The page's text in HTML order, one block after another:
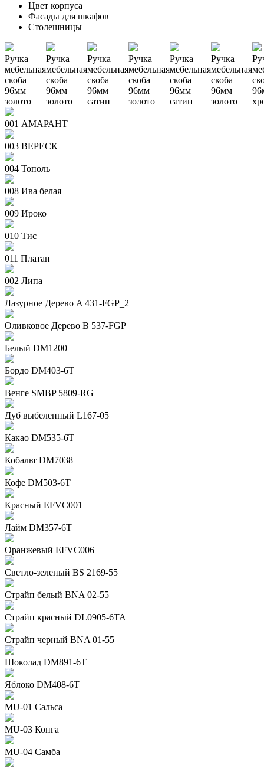
Цвет корпуса
Фасады для шкафов
Столешницы
Ручка
мебельная
скоба
96мм
золото
Ручка
мебельная
скоба
96мм
золото
Ручка
мебельная
скоба
96мм
сатин
Ручка
мебельная
скоба
96мм
золото
Ручка
мебельная
скоба
96мм
сатин
Ручка
мебельная
скоба
96мм
золото
001 АМАРАНТ
003 ВЕРЕСК
004 Тополь
008 Ива белая
009 Ироко
010 Тис
011 Платан
002 Липа
Лазурное Дерево A 431-FGP_2
Оливковое Дерево B 537-FGP
Белый DM1200
Бордо DM403-6T
Венге SMBP 5809-RG
Дуб выбеленный L167-05
Какао DM535-6T
Кобальт DM7038
Кофе DM503-6T
Красный EFVC001
Лайм DM357-6T
Оранжевый EFVC006
Светло-зеленый BS 2169-55
Страйп белый BNA 02-55
Страйп красный DL0905-6TA
Страйп черный BNA 01-55
Шоколад DM891-6T
Яблоко DM408-6T
MU-01 Сальса
MU-03 Конга
MU-04 Самба